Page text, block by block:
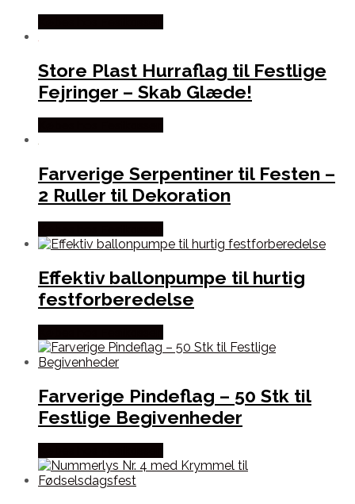
Store Plast Hurraflag til Festlige
Fejringer – Skab Glæde!
Farverige Serpentiner til Festen –
2 Ruller til Dekoration
Effektiv ballonpumpe til hurtig
festforberedelse
Farverige Pindeflag – 50 Stk til
Festlige Begivenheder